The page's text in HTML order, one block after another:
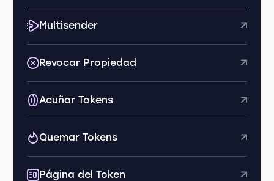
Multisender
Revocar Propiedad
Acuñar Tokens
Quemar Tokens
Página del Token